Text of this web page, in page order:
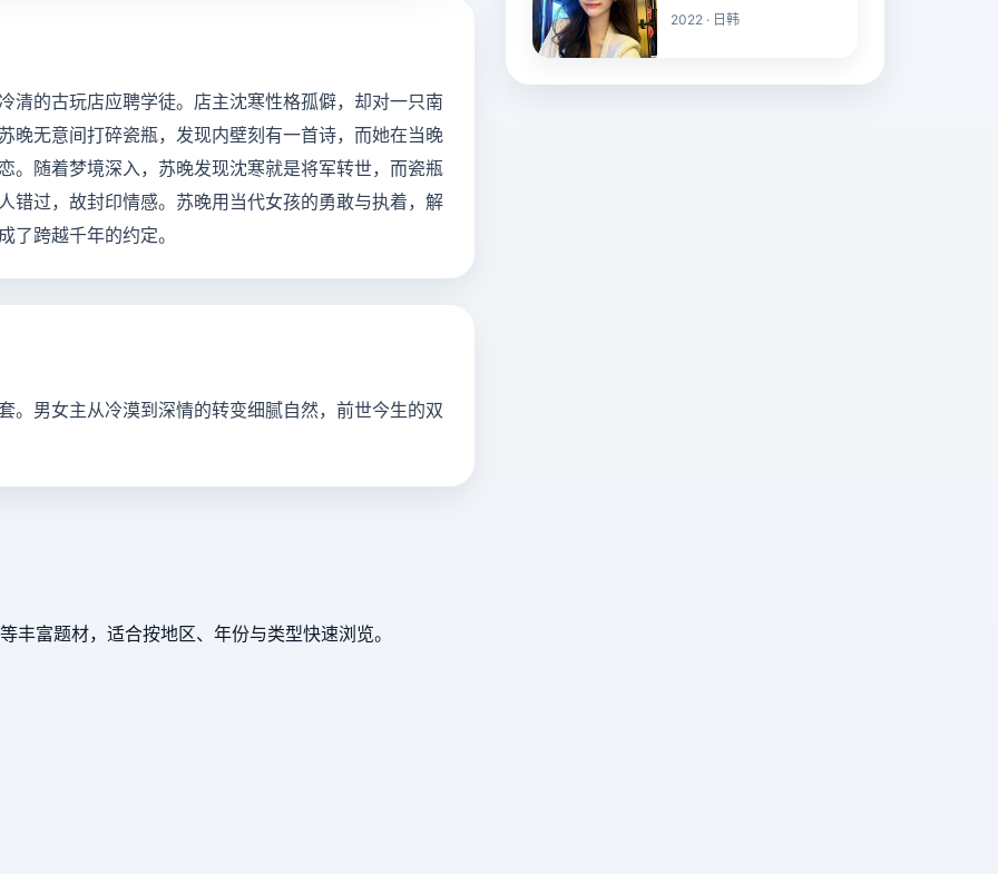
清的古玩店应聘学徒。店主沈寒性格孤僻，却对一只南
晚无意间打碎瓷瓶，发现内壁刻有一首诗，而她在当晚
。随着梦境深入，苏晚发现沈寒就是将军转世，而瓷瓶
错过，故封印情感。苏晚用当代女孩的勇敢与执着，解
了跨越千年的约定。
。男女主从冷漠到深情的转变细腻自然，前世今生的双
2022 · 日韩
富题材，适合按地区、年份与类型快速浏览。